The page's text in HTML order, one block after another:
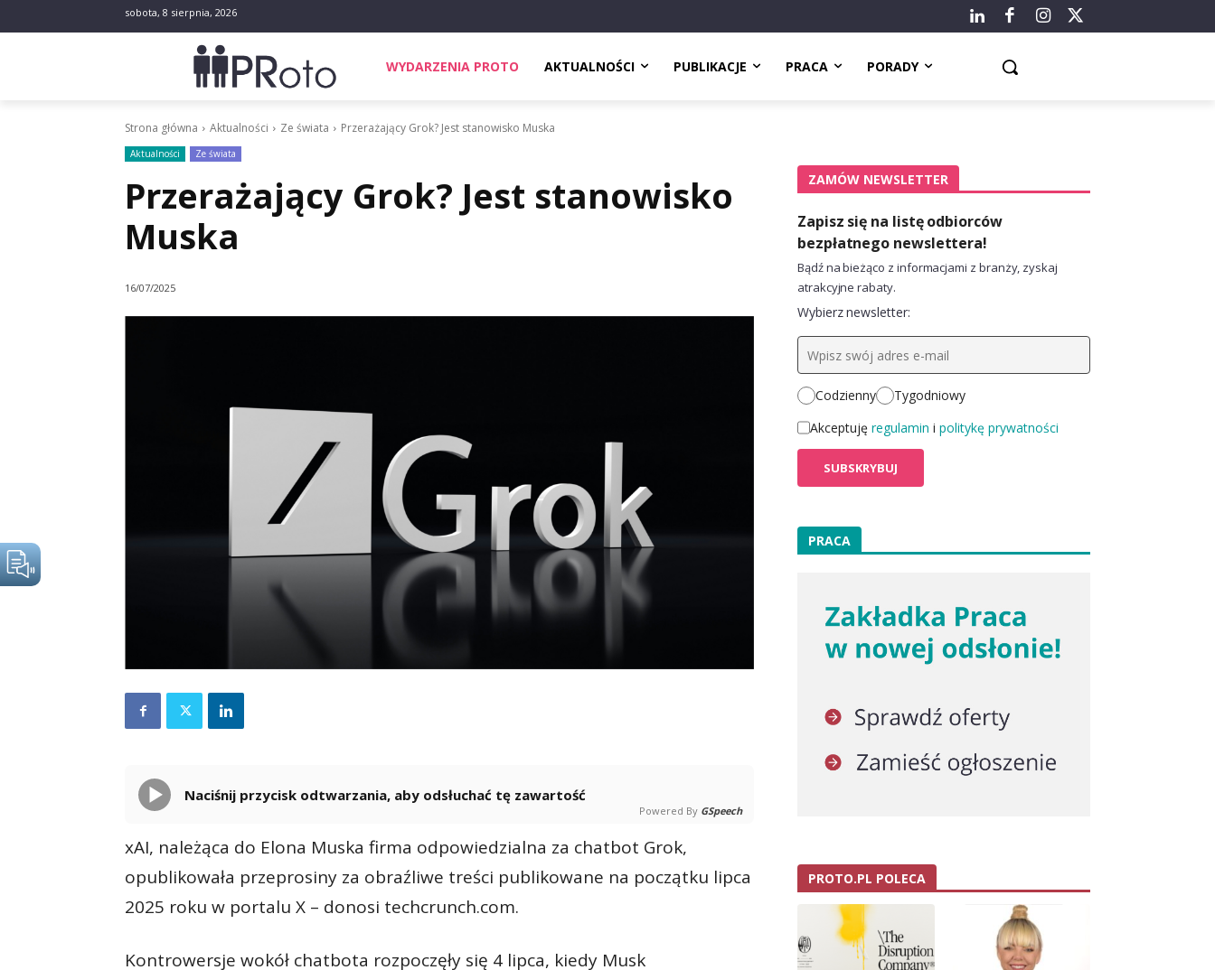
sobota, 8 sierpnia, 2026
WYDARZENIA PROTO AKTUALNOŚCI PUBLIKACJE PRACA PORADY
Strona główna Aktualności Ze świata Przerażający Grok? Jest stanowisko Muska
Aktualności Ze świata
Przerażający Grok? Jest stanowisko
Muska
16/07/2025
Naciśnij przycisk odtwarzania, aby odsłuchać tę zawartość
Powered By GSpeech
xAI, należąca do Elona Muska firma odpowiedzialna za chatbot Grok,
opublikowała przeprosiny za obraźliwe treści publikowane na początku lipca
2025 roku w portalu X – donosi techcrunch.com.
Kontrowersje wokół chatbota rozpoczęły się 4 lipca, kiedy Musk
ZAMÓW NEWSLETTER
Zapisz się na listę odbiorców
bezpłatnego newslettera!
Bądź na bieżąco z informacjami z branży, zyskaj
atrakcyjne rabaty.
Wybierz newsletter:
Codzienny
Tygodniowy
Akceptuję regulamin i politykę prywatności
PRACA
PROTO.PL POLECA